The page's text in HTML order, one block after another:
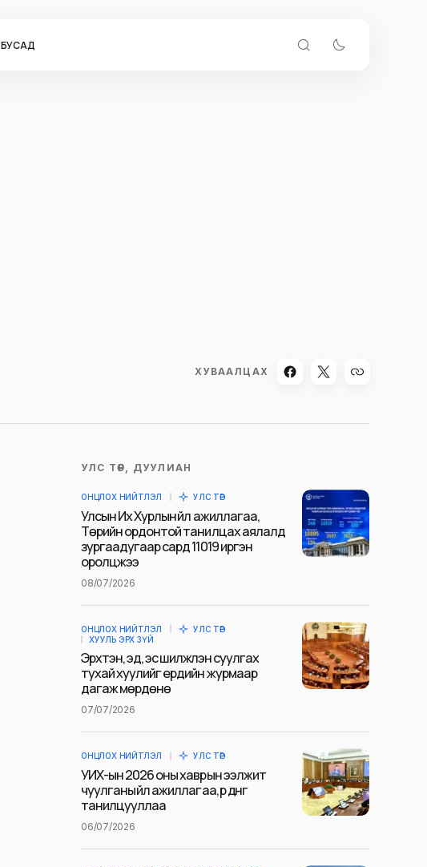
БУСАД
ХУВААЛЦАХ
УЛС ТӨР, ДУУЛИАН
ОНЦЛОХ НИЙТЛЭЛ УЛС ТӨР
Улсын Их Хурлын үйл ажиллагаа,
Төрийн ордонтой танилцах аялалд
зургаадугаар сард 11019 иргэн
оролцжээ
08/07/2026
ОНЦЛОХ НИЙТЛЭЛ
УЛС ТӨР
ХУУЛЬ ЭРХ ЗҮЙ
Эрхтэн, эд, эс шилжүүлэн суулгах
тухай хуулийг ердийн журмаар
дагаж мөрдөнө
07/07/2026
ОНЦЛОХ НИЙТЛЭЛ УЛС ТӨР
УИХ-ын 2026 оны хаврын ээлжит
чуулганы үйл ажиллагаа, үр дүнг
танилцууллаа
06/07/2026